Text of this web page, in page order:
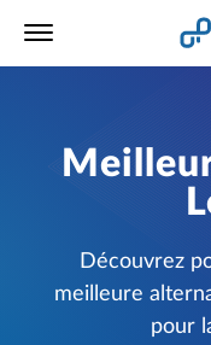
Découvrez
meilleure
pour
Ouvrir le lien dans un